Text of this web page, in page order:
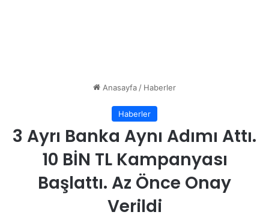
Anasayfa/ Haberler
Haberler
3 Ayrı Banka Aynı Adımı Attı.
10 BİN TL Kampanyası
Başlattı. Az Önce Onay
Verildi